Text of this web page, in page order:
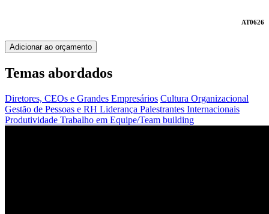
AT0626
Adicionar ao orçamento
Temas abordados
Diretores, CEOs e Grandes Empresários Cultura Organizacional
Gestão de Pessoas e RH Liderança Palestrantes Internacionais
Produtividade Trabalho em Equipe/Team building